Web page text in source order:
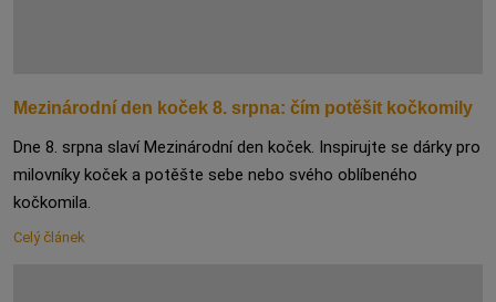
Mezinárodní den koček 8. srpna: čím potěšit kočkomily
Dne 8. srpna slaví Mezinárodní den koček. Inspirujte se dárky pro
milovníky koček a potěšte sebe nebo svého oblíbeného
kočkomila.
Celý článek